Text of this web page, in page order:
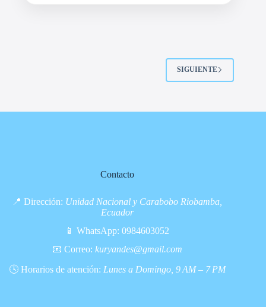
SIGUIENTE
Contacto
📍 Dirección: Unidad Nacional y Carabobo Riobamba,
Ecuador
📱 WhatsApp:0984603052
📧 Correo: kuryandes@gmail.com
🕓 Horarios de atención: Lunes a Domingo, 9 AM – 7 PM